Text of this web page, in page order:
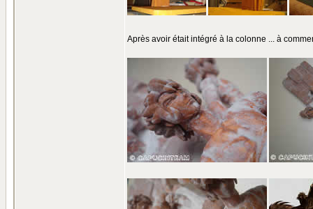
Après avoir était intégré à la colonne ... à